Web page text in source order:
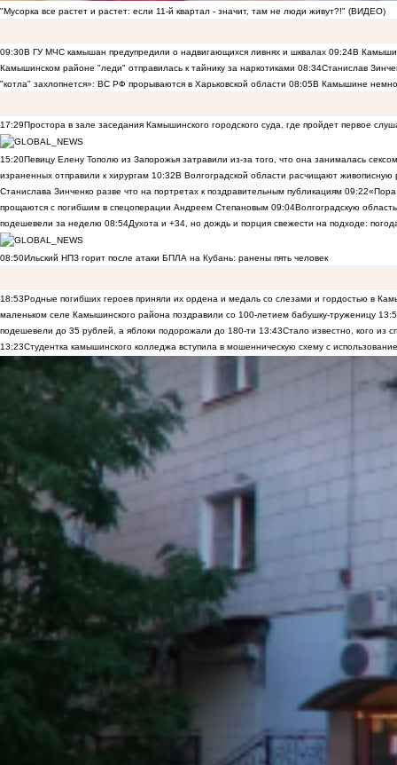
"Мусорка все растет и растет: если 11-й квартал - значит, там не люди живут?!" (ВИДЕО)
09:30В ГУ МЧС камышан предупредили о надвигающихся ливнях и шквалах 09:24В
Камышинском районе "леди" отправилась к тайнику за наркотиками 08:34Станислав
"котла" захлопнется»: ВС РФ прорываются в Харьковской области 08:05В Камышине
17:29Простора в зале заседания Камышинского городского суда, где пройдет первое
15:20Певицу Елену Тополю из Запорожья затравили из-за того, что она занималась
израненных отправили к хирургам 10:32В Волгоградской области расчищают
Станислава Зинченко разве что на портретах к поздравительным публикациям 09:22«Пора
прощаются с погибшим в спецоперации Андреем Степановым 09:04Волгоградскую
подешевели за неделю 08:54Духота и +34, но дождь и порция свежести на подходе:
08:50Ильский НПЗ горит после атаки БПЛА на Кубань: ранены пять человек
18:53Родные погибших героев приняли их ордена и медаль со слезами и гордостью в
маленьком селе Камышинского района поздравили со 100-летием бабушку-труженицу
подешевели до 35 рублей, а яблоки подорожали до 180-ти 13:43Стало известно, кого из
13:23Студентка камышинского колледжа вступила в мошенническую схему с